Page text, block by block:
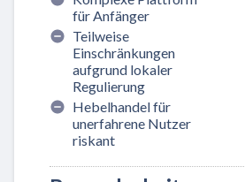
für Anfänger
Teilweise
Einschränkungen
aufgrund lokaler
Regulierung
Hebelhandel für
unerfahrene Nutzer
riskant